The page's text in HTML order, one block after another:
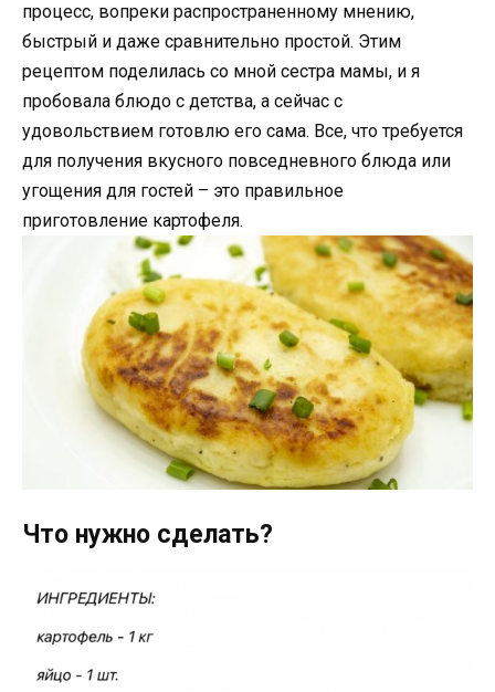
процесс, вопреки распространенному мнению,
быстрый и даже сравнительно простой. Этим
рецептом поделилась со мной сестра мамы, и я
пробовала блюдо с детства, а сейчас с
удовольствием готовлю его сама. Все, что требуется
для получения вкусного повседневного блюда или
угощения для гостей – это правильное
приготовление картофеля.
Что нужно сделать?